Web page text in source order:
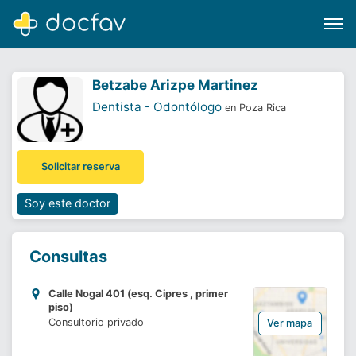
Software para clínicas
¿Eres un doctor?
Betzabe Arizpe Martinez
Dentista - Odontólogo en Poza Rica
Solicitar reserva
Soy este doctor
Consultas
Calle Nogal 401 (esq. Cipres , primer
piso)
Consultorio privado
Ver mapa